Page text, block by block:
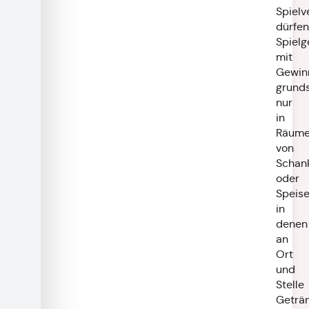
dürfen
mit
nur
in
von
oder
in
denen
an
Ort
und
Stelle